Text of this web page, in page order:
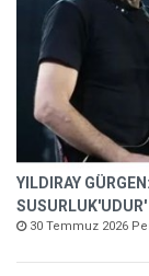
YILDIRAY
SUSURLUK'UDUR'
30 Temmuz 2026